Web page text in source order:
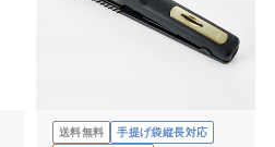
送料無料
手提げ袋縦長対応